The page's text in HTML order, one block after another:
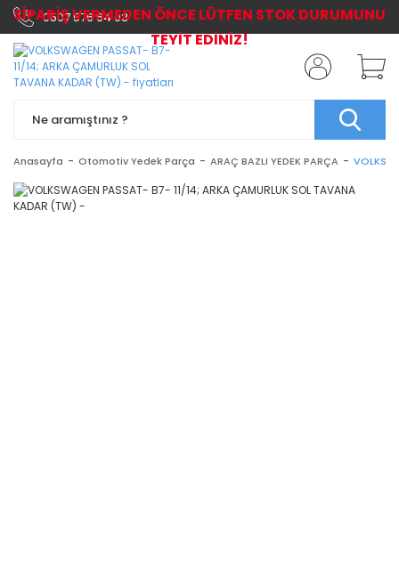
0507 576 64 03
Anasayfa Otomotiv Yedek Parça ARAÇ BAZLI YEDEK PARÇA
SİPARİŞ VERMEDEN ÖNCE LÜTFEN STOK DURUMUNU
TEYİT EDİNİZ!